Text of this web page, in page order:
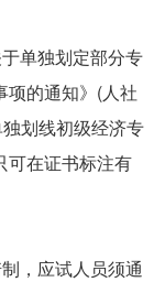
单独划定部分专
项的通知》(人社
划线初级经济专
可在证书标注有
，应试人员须通